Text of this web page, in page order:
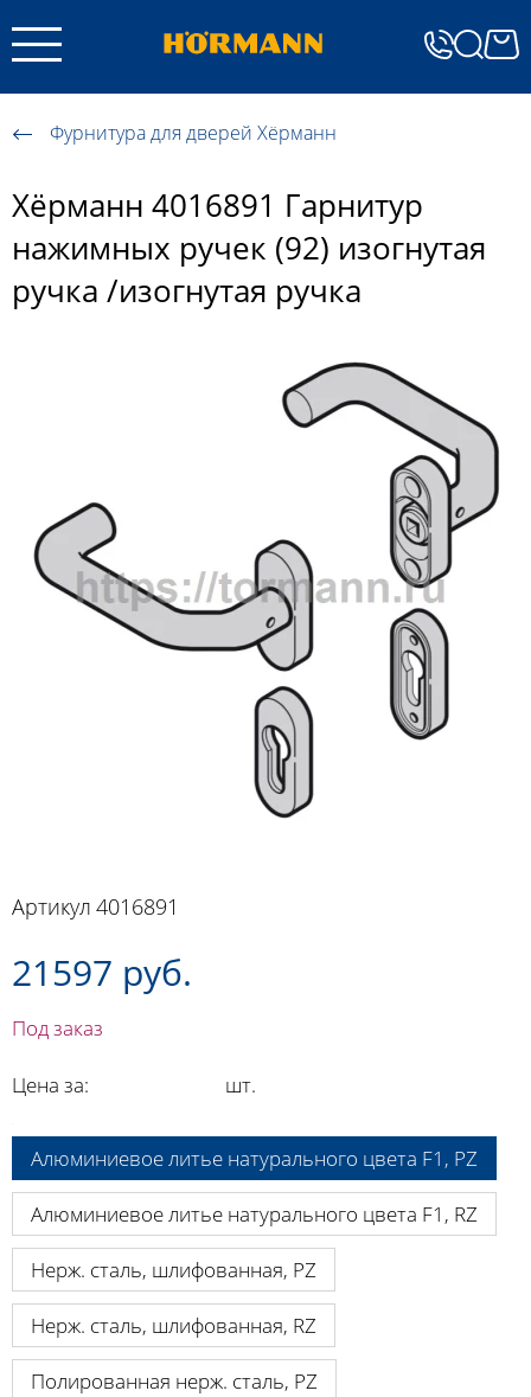
Фурнитура для дверей Хёрманн
Хёрманн 4016891 Гарнитур
нажимных ручек (92) изогнутая
ручка /изогнутая ручка
Артикул 4016891
21597 руб.
Под заказ
Цена за: шт.
Алюминиевое литье натурального цвета F1, PZ
Алюминиевое литье натурального цвета F1, RZ
Нерж. сталь, шлифованная, PZ
Нерж. сталь, шлифованная, RZ
Полированная нерж. сталь, PZ